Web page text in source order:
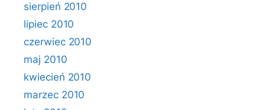
sierpień 2010
lipiec 2010
czerwiec 2010
maj 2010
kwiecień 2010
marzec 2010